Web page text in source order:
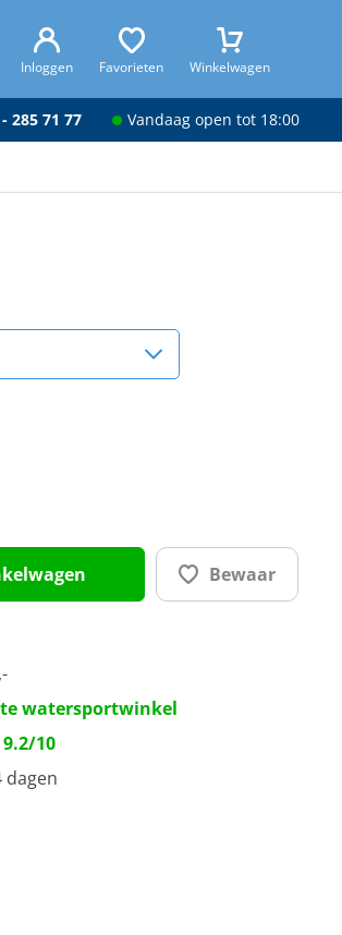
Inloggen Favorieten Winkelwagen
285 71 77 Vandaag open tot 18:00
Bewaar
watersportwinkel
9.2/10